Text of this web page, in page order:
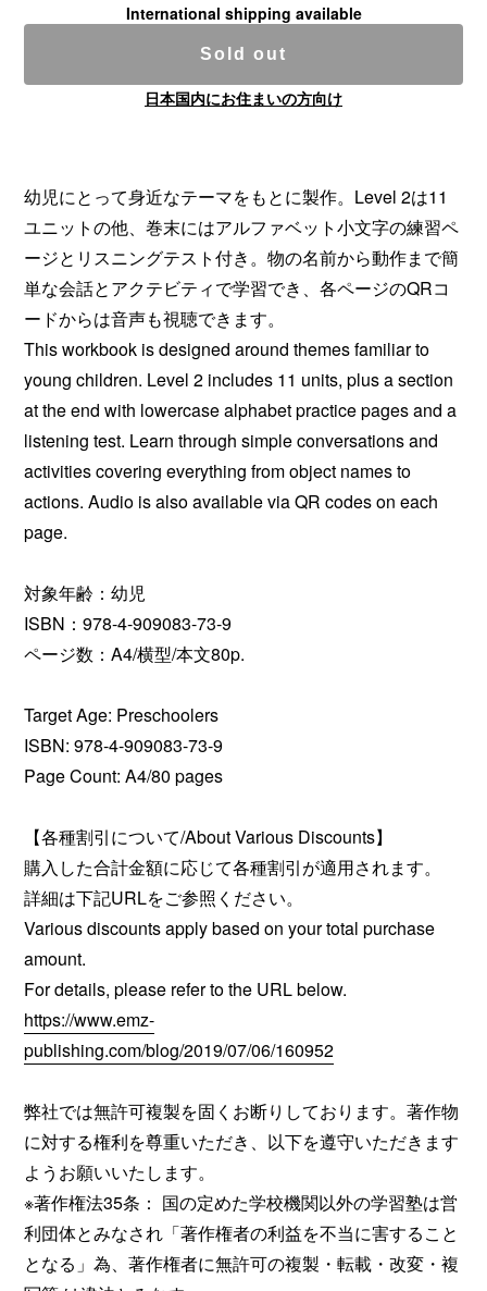
International shipping available
Sold out
日本国内にお住まいの方向け
幼児にとって身近なテーマをもとに製作。Level 2は11
ユニットの他、巻末にはアルファベット小文字の練習ペ
ージとリスニングテスト付き。物の名前から動作まで簡
単な会話とアクテビティで学習でき、各ページのQRコ
ードからは音声も視聴できます。
This workbook is designed around themes familiar to
young children. Level 2 includes 11 units, plus a section
at the end with lowercase alphabet practice pages and a
listening test. Learn through simple conversations and
activities covering everything from object names to
actions. Audio is also available via QR codes on each
page.
対象年齢：幼児
ISBN：978-4-909083-73-9
ページ数：A4/横型/本文80p.
Target Age: Preschoolers
ISBN: 978-4-909083-73-9
Page Count: A4/80 pages
【各種割引について/About Various Discounts】
購入した合計金額に応じて各種割引が適用されます。
詳細は下記URLをご参照ください。
Various discounts apply based on your total purchase
amount.
For details, please refer to the URL below.
https://www.emz-
publishing.com/blog/2019/07/06/160952
弊社では無許可複製を固くお断りしております。著作物
に対する権利を尊重いただき、以下を遵守いただきます
ようお願いいたします。
※著作権法35条： 国の定めた学校機関以外の学習塾は営
利団体とみなされ「著作権者の利益を不当に害すること
となる」為、著作権者に無許可の複製・転載・改変・複